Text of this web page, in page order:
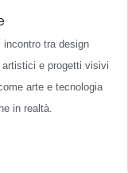
incontro tra design
e progetti visivi
arte e tecnologia
in realtà.